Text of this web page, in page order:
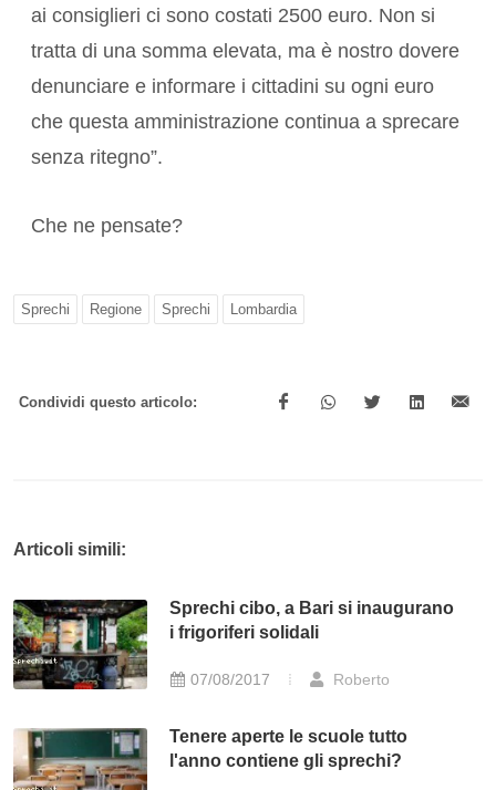
ai consiglieri ci sono costati 2500 euro. Non si
tratta di una somma elevata, ma è nostro dovere
denunciare e informare i cittadini su ogni euro
che questa amministrazione continua a sprecare
senza ritegno”.
Che ne pensate?
Sprechi Regione Sprechi Lombardia
Condividi questo articolo:
Articoli simili:
Sprechi cibo, a Bari si inaugurano
i frigoriferi solidali
07/08/2017 Roberto
Tenere aperte le scuole tutto
l'anno contiene gli sprechi?